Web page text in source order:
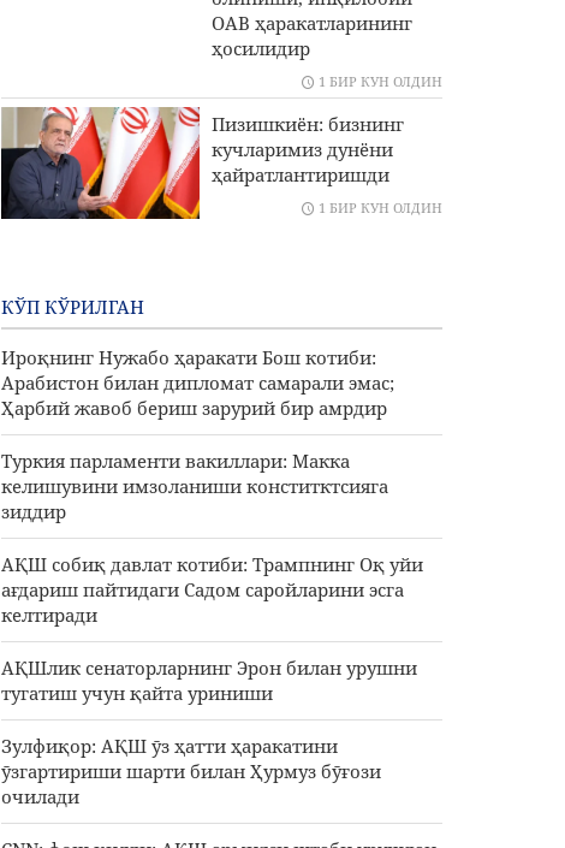
ОАВ ҳаракатларининг
ҳосилидир
1 БИР КУН ОЛДИН
Пизишкиён: бизнинг
кучларимиз дунёни
ҳайратлантиришди
1 БИР КУН ОЛДИН
КЎП КЎРИЛГАН
Ироқнинг Нужабо ҳаракати Бош котиби:
Арабистон билан дипломат самарали эмас;
Ҳарбий жавоб бериш зарурий бир амрдир
Туркия парламенти вакиллари: Макка
келишувини имзоланиши конститктсияга
зиддир
АҚШ собиқ давлат котиби: Трампнинг Оқ уйи
ағдариш пайтидаги Садом саройларини эсга
келтиради
АҚШлик сенаторларнинг Эрон билан урушни
тугатиш учун қайта уриниши
Зулфиқор: АҚШ ӯз ҳатти ҳаракатини
ӯзгартириши шарти билан Ҳурмуз бӯғози
очилади